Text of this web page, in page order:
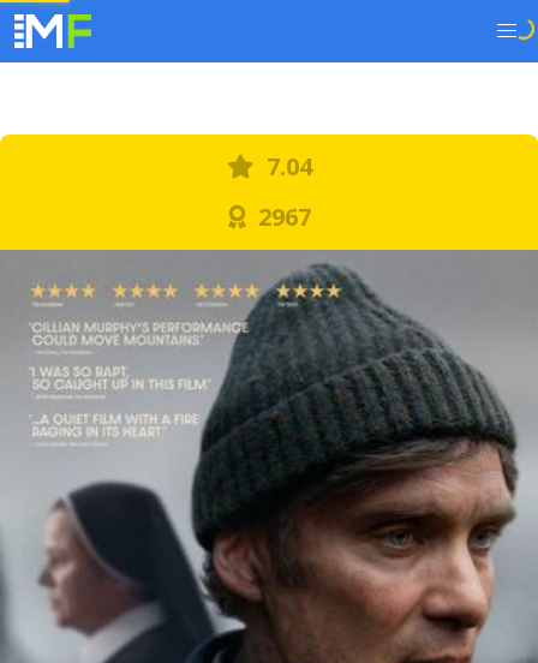
7.04
2967